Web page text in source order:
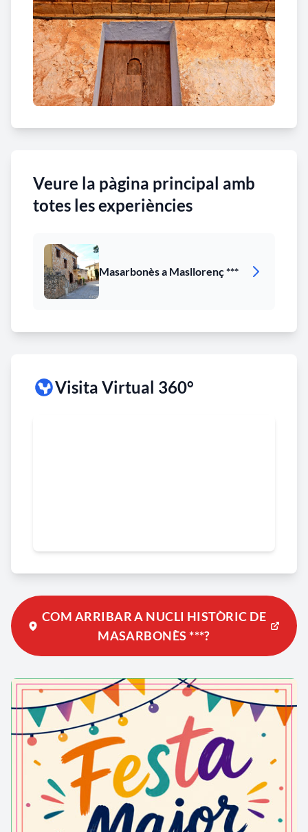
Veure la pàgina principal amb
totes les experiències
Masarbonès a Masllorenç ***
Visita Virtual 360°
COM ARRIBAR A NUCLI HISTÒRIC DE
MASARBONÈS ***?